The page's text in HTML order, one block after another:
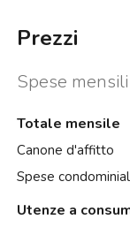
Prezzi
Spese mensili
Totale mensile
Canone d'affitto
Spese
Utenze a